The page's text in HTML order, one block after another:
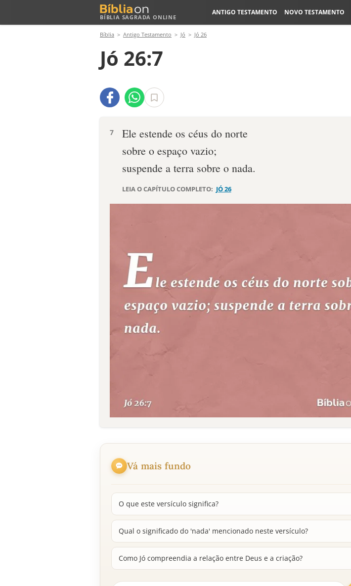
BÍBLIA SAGRADA ONLINE
ANTIGO TESTAMENTO NOVO TESTAMENTO
Bíblia Antigo Testamento Jó Jó 26
Jó 26:7
7
Ele estende os céus do norte
sobre o espaço vazio;
suspende a terra sobre o nada.
LEIA O CAPÍTULO COMPLETO: JÓ 26
Vá mais fundo
O que este versículo significa?
Qual o significado do 'nada' mencionado neste versículo?
Como Jó compreendia a relação entre Deus e a criação?